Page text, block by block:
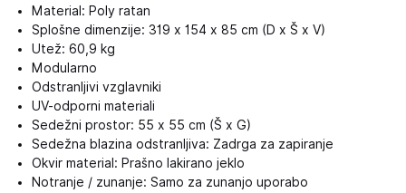
Material: Poly ratan
Splošne dimenzije: 319 x 154 x 85 cm (D x Š x V)
Utež: 60,9 kg
Modularno
Odstranljivi vzglavniki
UV-odporni materiali
Sedežni prostor: 55 x 55 cm (Š x G)
Sedežna blazina odstranljiva: Zadrga za zapiranje
Okvir material: Prašno lakirano jeklo
Notranje / zunanje: Samo za zunanjo uporabo